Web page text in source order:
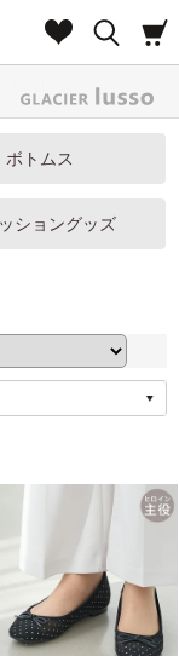
ボトムス
ショングッズ